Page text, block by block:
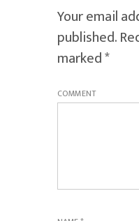
Your email
published.
marked*
COMMENT